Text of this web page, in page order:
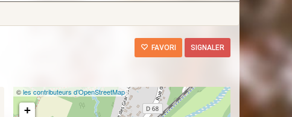
FAVORI SIGNALER
©les contributeurs d’OpenStreetMap
+